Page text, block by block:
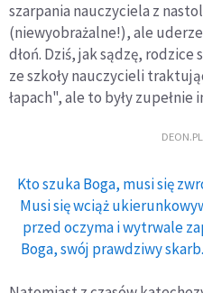
szarpania nauczyciela z
(niewyobrażalne!), ale
dłoń. Dziś, jak sądzę,
ze szkoły nauczycieli
łapach", ale to były zupełnie
Kto szuka Boga, musi się
Musi się wciąż
przed oczyma i wytrwale
Boga, swój prawdziwy